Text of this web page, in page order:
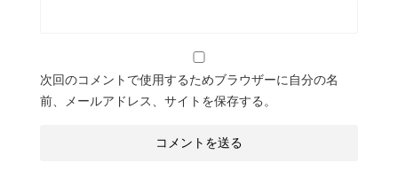
次回のコメントで使用するためブラウザーに自分の名
前、メールアドレス、サイトを保存する。